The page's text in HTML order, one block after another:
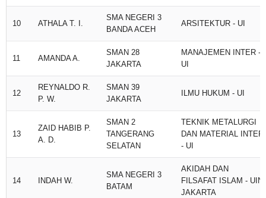
10 ATHALA T. I.
SMA NEGERI 3
BANDA ACEH
ARSITEKTUR - UI
11 AMANDA A.
SMAN 28
JAKARTA
MANAJEMEN INTER -
UI
12
REYNALDO R.
P. W.
SMAN 39
JAKARTA
ILMU HUKUM - UI
13
ZAID HABIB P.
A. D.
SMAN 2
TANGERANG
SELATAN
TEKNIK METALURGI
DAN MATERIAL INTER
- UI
14 INDAH W.
SMA NEGERI 3
BATAM
AKIDAH DAN
FILSAFAT ISLAM - UIN
JAKARTA